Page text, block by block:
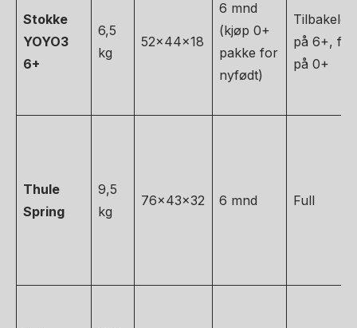
Stokke
YOYO3
6+
6,5
kg
52x44x18
6 mnd
(kjøp 0+
pakke for
nyfødt)
på 6+, full
på 0+
Thule
Spring
9,5
kg
76x43x32 6 mnd Full